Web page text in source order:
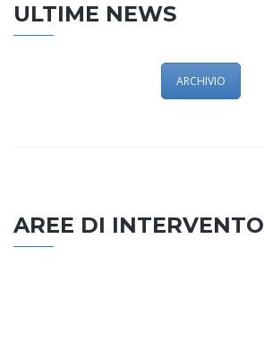
ULTIME NEWS
ARCHIVIO
AREE DI INTERVENTO